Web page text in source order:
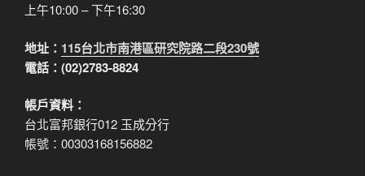
上午10:00 – 下午16:30
地址： 115台北市南港區研究院路二段230號
電話：(02)2783-8824
帳戶資料：
台北富邦銀行012 玉成分行
帳號：00303168156882